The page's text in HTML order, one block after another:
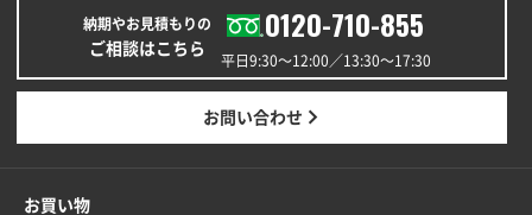
印刷範囲が広かったから、取扱商品
新潟県R社様
ワンポイントポリ袋 A4サイズ 1000枚
納期やお見積もりの
ご相談はこちら
0120-710-855
平日9:30〜12:00／13:30〜17:30
お問い合わせ
お買い物